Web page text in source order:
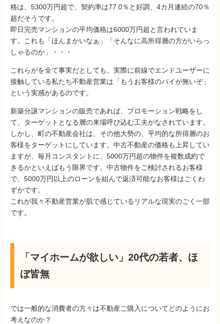
格は、5300万円超で、契約率は77.0％と好調、4カ月連続の70％
超だそうです。
即日完売マンションの平均価格は6000万円超と言われていま
す。これも「ほんまかいなぁ」「そんなに高所得層の方がいらっ
しゃるのか」・・・
これらがを全て事実だとしても、実際に前線でエンドユーザーに
接触している私たち不動産営業は「もうお客様のパイが無いぞ」
という実感があるのです。
新築分譲マンションの販売であれば、プロモーション戦略をし
て、ターゲットとなる層の来場呼び込む工夫がなされています。
しかし、町の不動産会社は、その他大勢の、平均的な所得層のお
客様をターゲットにしています。中古不動産の価格も上昇してい
ますが、毎月コンスタントに、5000万円超の物件を複数成約で
きるかといえばもう限界です。中古物件をご検討されるお客様
で、5000万円以上のローンを組んで返済可能なお客様はごくわ
ずかです。
これが我々不動産営業が肌で感じているリアルな現実のごく一部
です。
「マイホームが欲しい」20代の若者、ほ
ぼ皆無
では一般的な消費者の方々は不動産ご購入についてどのようにお
考えなのか？